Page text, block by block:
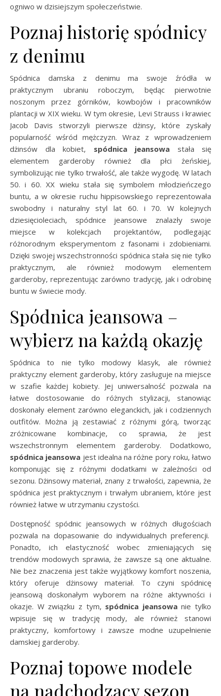
ogniwo w dzisiejszym społeczeństwie.
Poznaj historię spódnicy
z denimu
Spódnica damska z denimu ma swoje źródła w
praktycznym ubraniu roboczym, będąc pierwotnie
noszonym przez górników, kowbojów i pracowników
plantacji w XIX wieku. W tym okresie, Levi Strauss i krawiec
Jacob Davis stworzyli pierwsze dżinsy, które zyskały
popularność wśród mężczyzn. Wraz z wprowadzeniem
dżinsów dla kobiet, spódnica jeansowa stała się
elementem garderoby również dla płci żeńskiej,
symbolizując nie tylko trwałość, ale także wygodę. W latach
50. i 60. XX wieku stała się symbolem młodzieńczego
buntu, a w okresie ruchu hippisowskiego reprezentowała
swobodny i naturalny styl lat 60. i 70. W kolejnych
dziesięcioleciach, spódnice jeansowe znalazły swoje
miejsce w kolekcjach projektantów, podlegając
różnorodnym eksperymentom z fasonami i zdobieniami.
Dzięki swojej wszechstronności spódnica stała się nie tylko
praktycznym, ale również modowym elementem
garderoby, reprezentując zarówno tradycję, jak i odrobinę
buntu w świecie mody.
Spódnica jeansowa –
wybierz na każdą okazję
Spódnica to nie tylko modowy klasyk, ale również
praktyczny element garderoby, który zasługuje na miejsce
w szafie każdej kobiety. Jej uniwersalność pozwala na
łatwe dostosowanie do różnych stylizacji, stanowiąc
doskonały element zarówno eleganckich, jak i codziennych
outfitów. Można ją zestawiać z różnymi górą, tworząc
zróżnicowane kombinacje, co sprawia, że jest
wszechstronnym elementem garderoby. Dodatkowo,
spódnica jeansowa jest idealna na różne pory roku, łatwo
komponując się z różnymi dodatkami w zależności od
sezonu. Dżinsowy materiał, znany z trwałości, zapewnia, że
spódnica jest praktycznym i trwałym ubraniem, które jest
również łatwe w utrzymaniu czystości.
Dostępność spódnic jeansowych w różnych długościach
pozwala na dopasowanie do indywidualnych preferencji.
Ponadto, ich elastyczność wobec zmieniających się
trendów modowych sprawia, że zawsze są one aktualne.
Nie bez znaczenia jest także wyjątkowy komfort noszenia,
który oferuje dżinsowy materiał. To czyni spódnicę
jeansową doskonałym wyborem na różne aktywności i
okazje. W związku z tym, spódnica jeansowanie tylko
wpisuje się w tradycję mody, ale również stanowi
praktyczny, komfortowy i zawsze modne uzupełnienie
damskiej garderoby.
Poznaj topowe modele
na nadchodzący sezon